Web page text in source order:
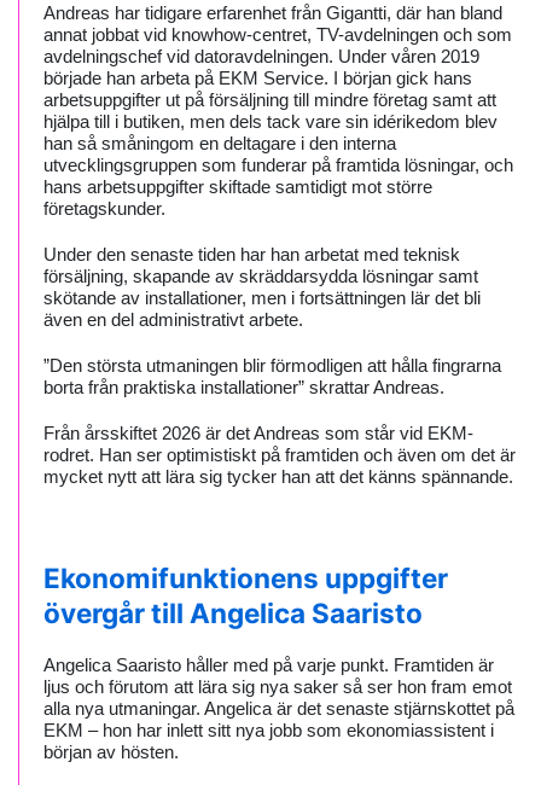
Andreas har tidigare erfarenhet från Gigantti, där han bland
annat jobbat vid knowhow-centret, TV-avdelningen och som
avdelningschef vid datoravdelningen. Under våren 2019
började han arbeta på EKM Service. I början gick hans
arbetsuppgifter ut på försäljning till mindre företag samt att
hjälpa till i butiken, men dels tack vare sin idérikedom blev
han så småningom en deltagare i den interna
utvecklingsgruppen som funderar på framtida lösningar, och
hans arbetsuppgifter skiftade samtidigt mot större
företagskunder.
Under den senaste tiden har han arbetat med teknisk
försäljning, skapande av skräddarsydda lösningar samt
skötande av installationer, men i fortsättningen lär det bli
även en del administrativt arbete.
”Den största utmaningen blir förmodligen att hålla fingrarna
borta från praktiska installationer” skrattar Andreas.
Från årsskiftet 2026 är det Andreas som står vid EKM-
rodret. Han ser optimistiskt på framtiden och även om det är
mycket nytt att lära sig tycker han att det känns spännande.
Ekonomifunktionens uppgifter
övergår till Angelica Saaristo
Angelica Saaristo håller med på varje punkt. Framtiden är
ljus och förutom att lära sig nya saker så ser hon fram emot
alla nya utmaningar. Angelica är det senaste stjärnskottet på
EKM – hon har inlett sitt nya jobb som ekonomiassistent i
början av hösten.